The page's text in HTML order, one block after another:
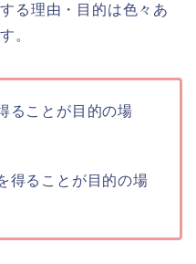
る理由・目的は色々あ
。
ることが目的の場
得ることが目的の場